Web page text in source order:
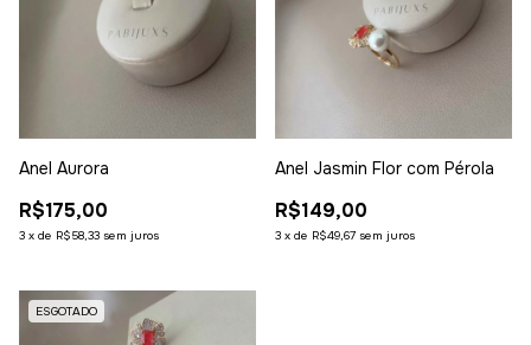
Anel Aurora
R$175,00
3 x de R$58,33 sem juros
Anel Jasmin Flor com Pérola
R$149,00
3 x de R$49,67 sem juros
ESGOTADO